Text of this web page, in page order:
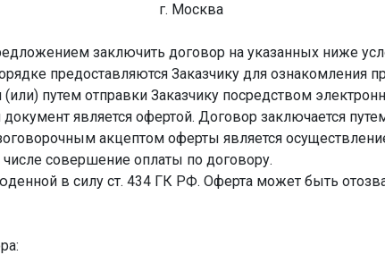
г. Москва
заключить договор на указанных ниже
предоставляются Заказчику для ознакомления
путем отправки Заказчику посредством
является офертой. Договор заключается
акцептом оферты является
совершение оплаты по договору.
в силу ст. 434 ГК РФ. Оферта может быть